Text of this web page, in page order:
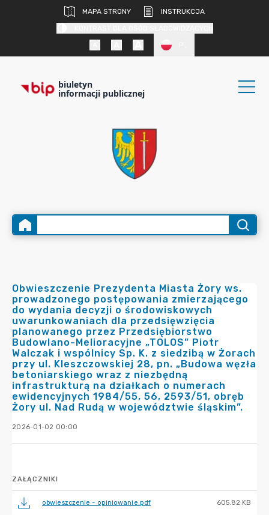
MAPA STRONY
INSTRUKCJA
biuletyn
informacji publicznej
Obwieszczenie Prezydenta Miasta Żory ws.
prowadzonego postępowania zmierzającego
do wydania decyzji o środowiskowych
uwarunkowaniach dla przedsięwzięcia
planowanego przez Przedsiębiorstwo
Budowlano-Melioracyjne „TOLOS” Piotr
Walczak i wspólnicy Sp. K. z siedzibą w Żorach
przy ul. Kleszczowskiej 28, pn. „Budowa węzła
betoniarskiego wraz z niezbędną
infrastrukturą na działkach o numerach
ewidencyjnych 1984/55, 56, 2593/51, obręb
Żory ul. Nad Rudą w województwie śląskim”.
2026-01-02 00:00
ZAŁĄCZNIKI
obwieszczenie - opiniowanie.pdf 605.82 KB